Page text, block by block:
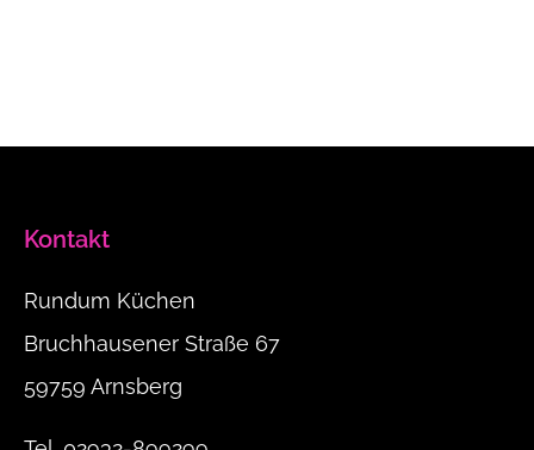
Kontakt
Rundum Küchen
Bruchhausener Straße 67
59759 Arnsberg